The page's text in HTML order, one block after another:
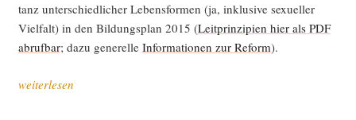
tanz unter­schied­li­cher Lebens­for­men (ja, inklu­si­ve sexu­el­ler
Viel­falt) in den Bil­dungs­plan 2015 (Leit­prin­zi­pi­en hier als PDF
abruf­bar; dazu gene­rel­le Infor­ma­tio­nen zur Reform).
„Aus
weiterlesen